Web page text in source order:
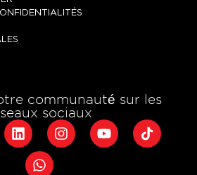
communauté sur les
sociaux